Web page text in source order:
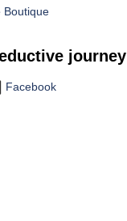
Boutique
journey
Facebook